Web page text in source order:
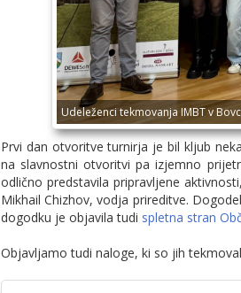
Udeleženci tekmovanja IMBT v
Prvi dan otvoritve turnirja je bil kljub
na slavnostni otvoritvi pa izjemno
odlično predstavila pripravljene
Mikhail Chizhov, vodja prireditve.
dogodku je objavila tudi spletna stran
Objavljamo tudi naloge, ki so jih